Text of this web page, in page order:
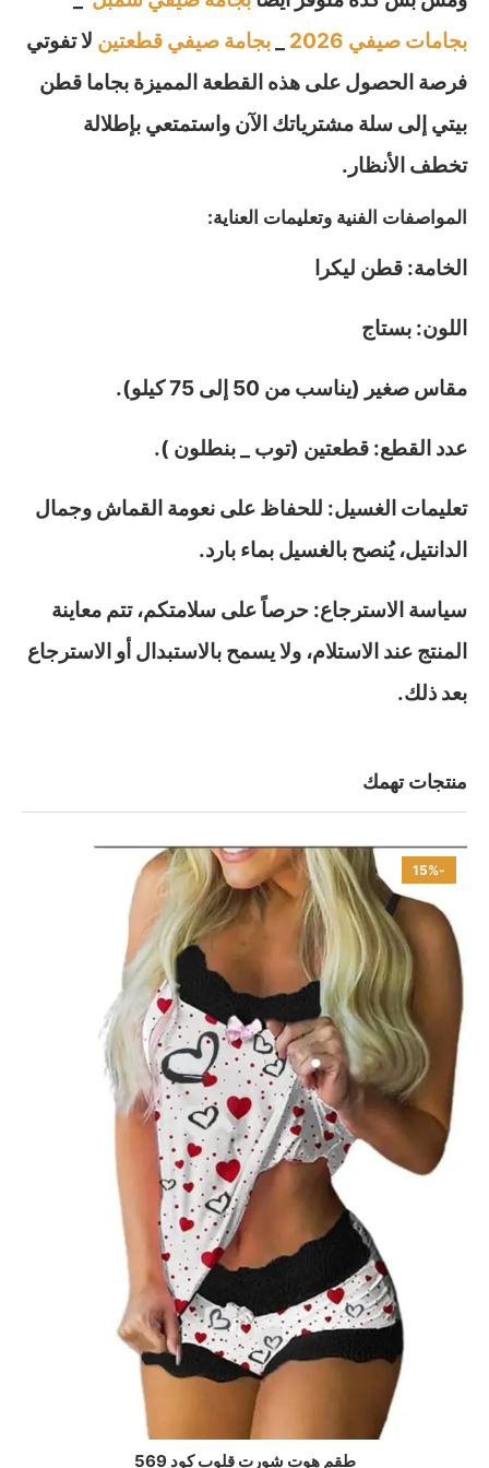
بجامات صيفي 2026
بجامة صيفي قطعتين لا تفوتي
فرصة الحصول على هذه القطعة المميزة بجاما قطن
بيتي إلى سلة مشترياتك الآن واستمتعي بإطلالة
تخطف الأنظار.
المواصفات الفنية وتعليمات العناية:
الخامة: قطن ليكرا
اللون: بستاج
مقاس صغير (يناسب من 50 إلى 75 كيلو).
عدد القطع: قطعتين (توب _ بنطلون ).
تعليمات الغسيل: للحفاظ على نعومة القماش وجمال
الدانتيل، يُنصح بالغسيل بماء بارد.
سياسة الاسترجاع: حرصاً على سلامتكم، تتم معاينة
المنتج عند الاستلام، ولا يسمح بالاستبدال أو الاسترجاع
بعد ذلك.
منتجات تهمك
-15%
طقم هوت شورت قلوب كود 569